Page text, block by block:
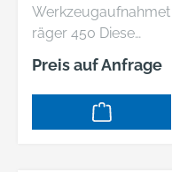
Werkzeugaufnahmet
räger 450 Diese
Werkzeugaufnahmet
räger können einzeln
auf der Werkbank, im
Schubladenschrank
Preis auf Anfrage